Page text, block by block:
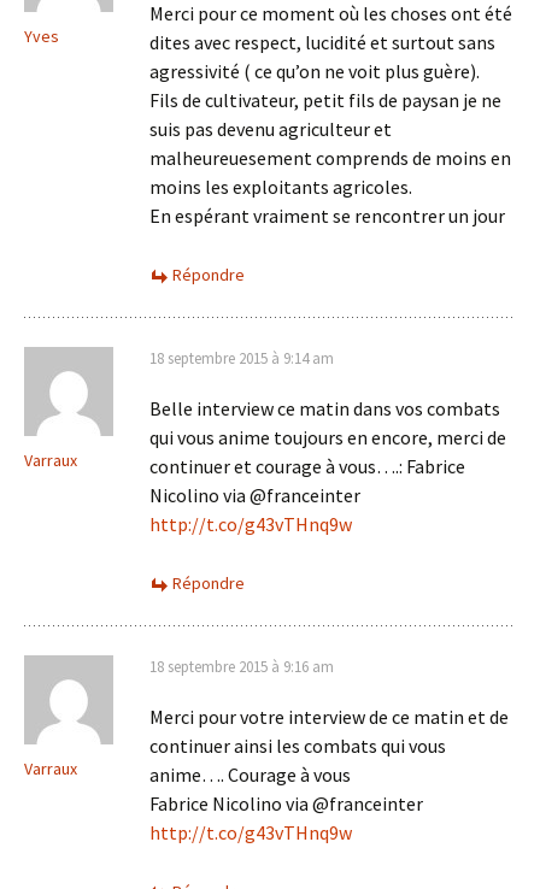
Yves
Merci pour ce moment où les choses ont été
dites avec respect, lucidité et surtout sans
agressivité ( ce qu’on ne voit plus guère).
Fils de cultivateur, petit fils de paysan je ne
suis pas devenu agriculteur et
malheureuesement comprends de moins en
moins les exploitants agricoles.
En espérant vraiment se rencontrer un jour
Répondre
Varraux
18 septembre 2015 à 9:14 am
Belle interview ce matin dans vos combats
qui vous anime toujours en encore, merci de
continuer et courage à vous….: Fabrice
Nicolino via @franceinter
http://t.co/g43vTHnq9w
Répondre
Varraux
18 septembre 2015 à 9:16 am
Merci pour votre interview de ce matin et de
continuer ainsi les combats qui vous
anime…. Courage à vous
Fabrice Nicolino via @franceinter
http://t.co/g43vTHnq9w